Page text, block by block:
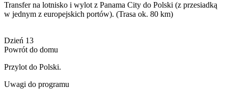
Transfer na lotnisko i wylot z Panama City do Polski (z przesiadką
w jednym z europejskich portów). (Trasa ok. 80 km)
Dzień 13
Powrót do domu
Przylot do Polski.
Uwagi do programu